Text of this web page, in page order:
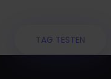
TAG TESTEN